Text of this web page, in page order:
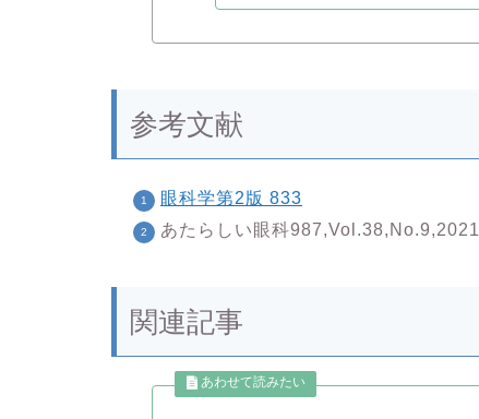
参考文献
眼科学第2版 833
あたらしい眼科987,Vol.38,No.9,2021
関連記事